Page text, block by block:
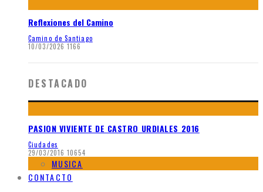
Reflexiones del Camino
Camino de Santiago
10/03/2026 1166
DESTACADO
PASION VIVIENTE DE CASTRO URDIALES 2016
Ciudades
29/03/2016 10654
MUSICA
CONTACTO